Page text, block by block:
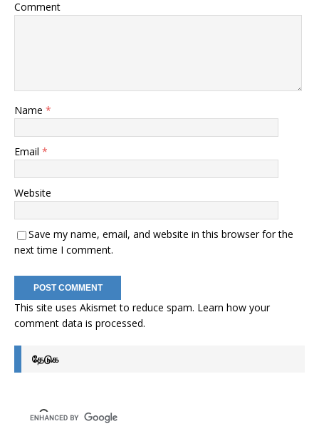
Comment
Name *
Email *
Website
Save my name, email, and website in this browser for the
next time I comment.
This site uses Akismet to reduce spam. Learn how your
comment data is processed.
தேடுக